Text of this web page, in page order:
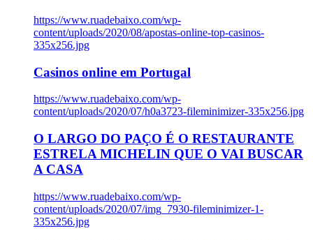
https://www.ruadebaixo.com/wp-
content/uploads/2020/08/apostas-online-top-casinos-
335x256.jpg
Casinos online em Portugal
https://www.ruadebaixo.com/wp-
content/uploads/2020/07/h0a3723-fileminimizer-335x256.jpg
O LARGO DO PAÇO É O RESTAURANTE
ESTRELA MICHELIN QUE O VAI BUSCAR
A CASA
https://www.ruadebaixo.com/wp-
content/uploads/2020/07/img_7930-fileminimizer-1-
335x256.jpg